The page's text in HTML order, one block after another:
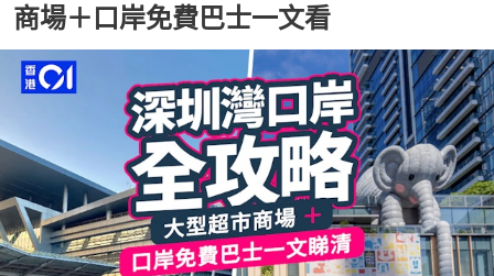
商場＋口岸免費巴士一文看